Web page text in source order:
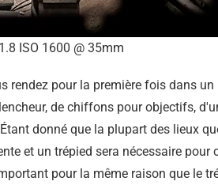
ISO 1600 @ 35mm
rendez pour la première fois dans
de chiffons pour objectifs,
donné que la plupart des lieux
et un trépied sera nécessaire pour
pour la même raison que le